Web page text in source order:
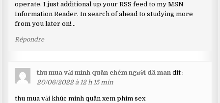
operate. I just additional up your RSS feed to my MSN
Information Reader. In search of ahead to studying more
from you later on!…
Répondre
thu mua vải minh quân chém người dã man dit :
20/06/2022 à 12 h 15 min
thu mua vải khúc minh quân xem phim sex